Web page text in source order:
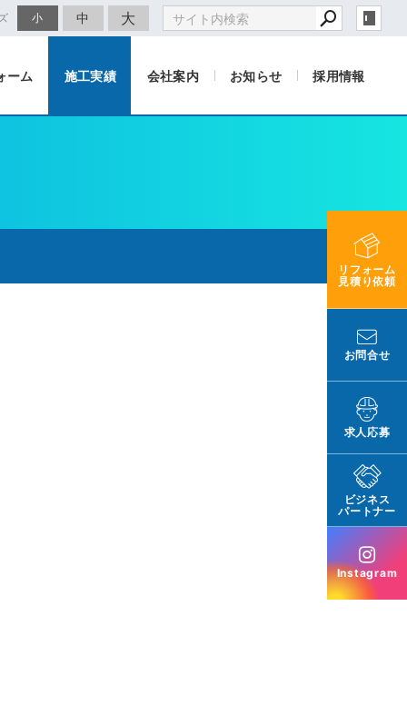
小 中 大
ーム 施工実績 会社案内 お知らせ 採用情報
リフォーム
見積り依頼
お問合せ
求人応募
ビジネス
パートナー
Instagram